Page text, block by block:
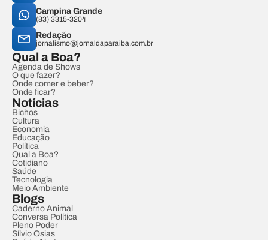
Campina Grande
(83) 3315-3204
Redação
jornalismo@jornaldaparaiba.com.br
Qual a Boa?
Agenda de Shows
O que fazer?
Onde comer e beber?
Onde ficar?
Notícias
Bichos
Cultura
Economia
Educação
Política
Qual a Boa?
Cotidiano
Saúde
Tecnologia
Meio Ambiente
Blogs
Caderno Animal
Conversa Política
Pleno Poder
Sílvio Osias